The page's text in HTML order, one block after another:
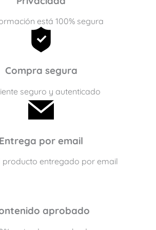
está 100% segura
Compra segura
seguro y autenticado
Entrega por email
producto entregado por email
aprobado